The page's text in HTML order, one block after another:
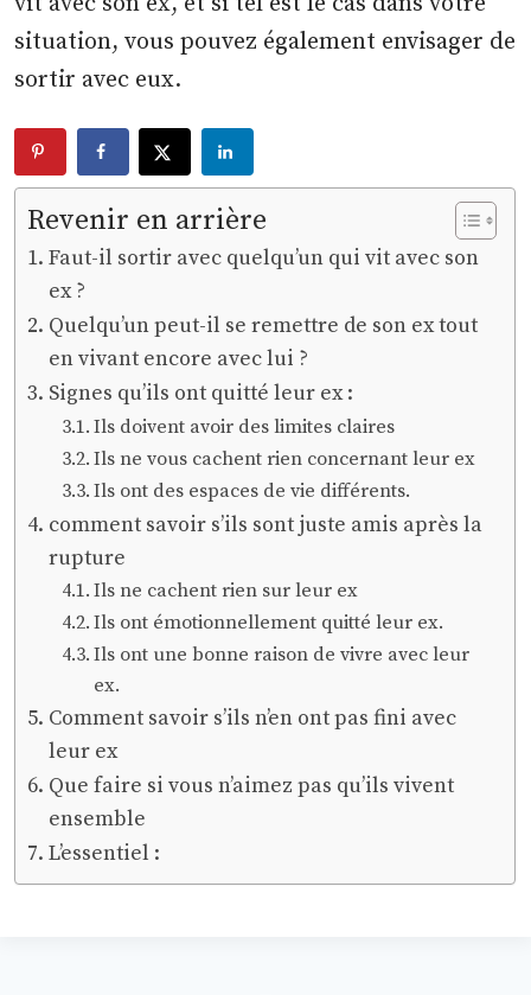
situation, vous pouvez également envisager de
sortir avec eux.
Revenir en arrière
Faut-il sortir avec quelqu’un qui vit avec son
ex ?
Quelqu’un peut-il se remettre de son ex tout
en vivant encore avec lui ?
Signes qu’ils ont quitté leur ex :
Ils doivent avoir des limites claires
Ils ne vous cachent rien concernant leur ex
Ils ont des espaces de vie différents.
comment savoir s’ils sont juste amis après la
rupture
Ils ne cachent rien sur leur ex
Ils ont émotionnellement quitté leur ex.
Ils ont une bonne raison de vivre avec leur
ex.
Comment savoir s’ils n’en ont pas fini avec
leur ex
Que faire si vous n’aimez pas qu’ils vivent
ensemble
L’essentiel :